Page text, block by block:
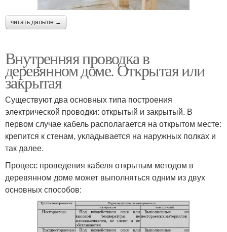
читать дальше →
Внутренняя проводка в
деревянном доме. Открытая или
закрытая
Существуют два основных типа построения
электрической проводки: открытый и закрытый. В
первом случае кабель располагается на открытом месте:
крепится к стенам, укладывается на наружных полках и
так далее.
Процесс проведения кабеля открытым методом в
деревянном доме может выполняться одним из двух
основных способов: